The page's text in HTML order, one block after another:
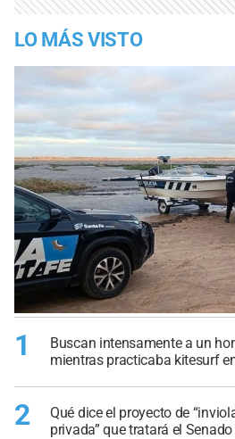
LO MÁS VISTO
1
Buscan intensamente a un
mientras practicaba kitesurf
2
Qué dice el proyecto de
privada” que tratará el Senado